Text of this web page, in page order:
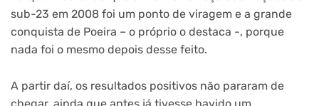
sub-23 em 2008 foi um ponto de viragem e a grande
conquista de Poeira – o próprio o destaca -, porque
nada foi o mesmo depois desse feito.
A partir daí, os resultados positivos não pararam de